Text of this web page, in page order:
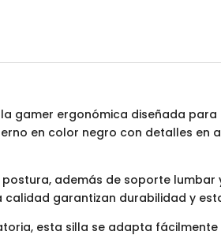
gamer ergonómica diseñada
en color negro con detalles
además de soporte
garantizan durabilidad y
esta silla se adapta